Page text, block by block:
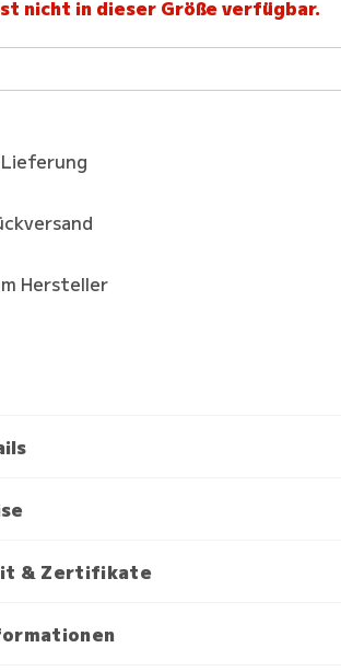
nicht in dieser Größe verfügbar.
Hersteller
& Zertifikate